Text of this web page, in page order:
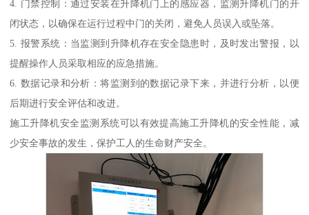
4. 门禁控制：通过安装在升降机门上的感应器，监测升降机门的开
闭状态，以确保在运行过程中门的关闭，避免人员误入或坠落。
5. 报警系统：当监测到升降机存在安全隐患时，及时发出警报，以
提醒操作人员采取相应的应急措施。
6. 数据记录和分析：将监测到的数据记录下来，并进行分析，以便
后期进行安全评估和改进。
施工升降机安全监测系统可以有效提高施工升降机的安全性能，减
少安全事故的发生，保护工人的生命财产安全。